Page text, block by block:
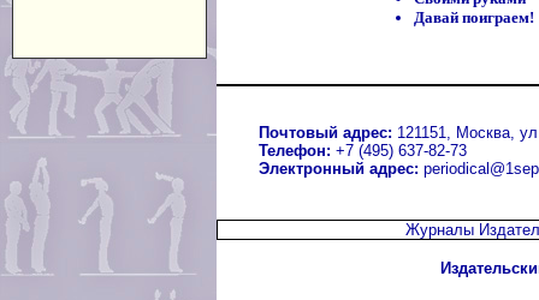
Давай поиграем!
Почтовый адрес: 121151, Москва,
Телефон: +7 (495) 637-82-73
Электронный адрес:
Журналы